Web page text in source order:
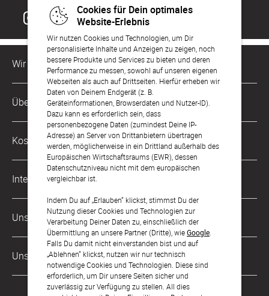
Cookies für Dein optimales
Website-Erlebnis
Wir nutzen Cookies und Technologien, um Dir
personalisierte Inhalte und Anzeigen zu zeigen, noch
bessere Produkte und Services zu bieten und deren
Performance zu messen, sowohl auf unseren eigenen
Webseiten als auch auf Drittseiten. Hierfür erheben wir
Daten von Deinem Endgerät (z. B.
Geräteinformationen, Browserdaten und Nutzer-ID).
Dazu kann es erforderlich sein, dass
personenbezogene Daten (zumindest Deine IP-
Adresse) an Server von Drittanbietern übertragen
werden, möglicherweise in ein Drittland außerhalb des
Europäischen Wirtschaftsraums (EWR), dessen
Datenschutzniveau nicht mit dem europäischen
vergleichbar ist.
Indem Du auf „Erlauben“ klickst, stimmst Du der
Nutzung dieser Cookies und Technologien zur
Verarbeitung Deiner Daten zu, einschließlich der
Übermittlung an unsere Partner (Dritte), wieGoogle
Falls Du damit nicht einverstanden bist und auf
„Ablehnen“ klickst, nutzen wir nur technisch
notwendige Cookies und Technologien. Diese sind
erforderlich, um Dir unsere Seiten sicher und
zuverlässig zur Verfügung zu stellen. All dies
Wir sind für Dich da
Kundenservice-Hotline
0221 956 725 10
Mo. - Fr. von 9 bis 17 Uhr
kontakt@sendmoments.de
Über Uns
Philosophie
Karriere
Impressum
AGB & Widerrufsrecht
Zahlung & Versand
Datenschutz
Barrierefreiheitserklärung
LLM's
Kostenlose Services
Musterkarten
Digitale Gästelisten
FAQ & Hilfe
International
Österreich
Schweiz
Frankreich
Unsere Zahlungsarten
Unsere Partner